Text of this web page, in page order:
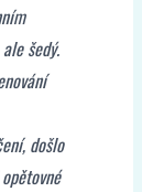
šedý.
došlo